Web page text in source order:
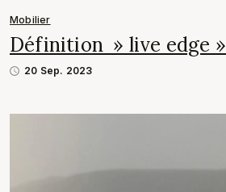
Mobilier
Définition » live edge »
20 Sep. 2023